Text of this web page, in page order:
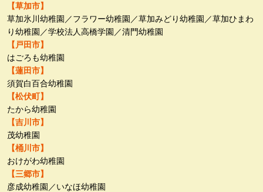
【草加市】
草加氷川幼稚園／フラワー幼稚園／草加みどり幼稚園／草加ひまわ
り幼稚園／学校法人高橋学園／清門幼稚園
【戸田市】
はごろも幼稚園
【蓮田市】
須賀白百合幼稚園
【松伏町】
たから幼稚園
【吉川市】
茂幼稚園
【桶川市】
おけがわ幼稚園
【三郷市】
彦成幼稚園／いなほ幼稚園